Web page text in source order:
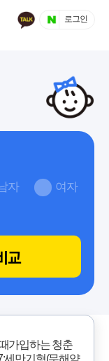
로그인
자 여자
교
가입하는 청춘
세만기형(무해약